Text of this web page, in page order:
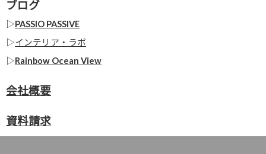
ブログ
▷PASSIO PASSIVE
▷インテリア・ラボ
▷Rainbow Ocean View
会社概要
資料請求